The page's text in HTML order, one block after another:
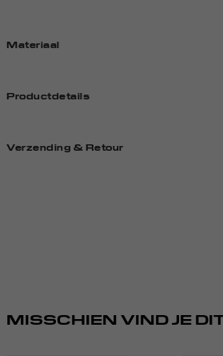
Materiaal
Productdetails
Verzending & Retour
MISSCHIEN VIND JE